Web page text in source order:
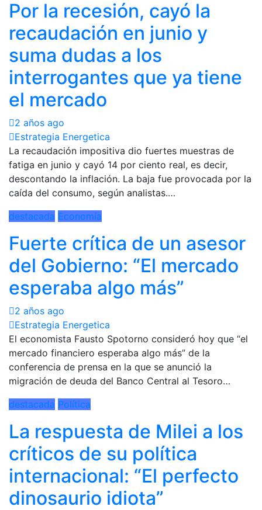
Por la recesión, cayó la
recaudación en junio y
suma dudas a los
interrogantes que ya tiene
el mercado
2 años ago
Estrategia Energetica
La recaudación impositiva dio fuertes muestras de
fatiga en junio y cayó 14 por ciento real, es decir,
descontando la inflación. La baja fue provocada por la
caída del consumo, según analistas.…
destacada Economía
Fuerte crítica de un asesor
del Gobierno: “El mercado
esperaba algo más”
2 años ago
Estrategia Energetica
El economista Fausto Spotorno consideró hoy que “el
mercado financiero esperaba algo más” de la
conferencia de prensa en la que se anunció la
migración de deuda del Banco Central al Tesoro…
destacada Política
La respuesta de Milei a los
críticos de su política
internacional: “El perfecto
dinosaurio idiota”